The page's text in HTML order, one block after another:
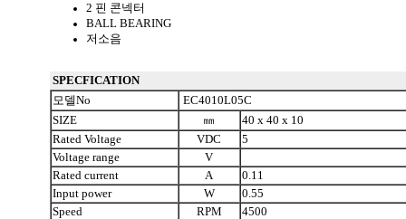
2 핀 콘넥터
BALL BEARING
저소음
SPECFICATION
모델No
EC4010L05C
SIZE
㎜
40 x 40 x 10
Rated Voltage
VDC
5
Voltage range
V
Rated current
A
0.11
Input power
W
0.55
Speed
RPM 4500